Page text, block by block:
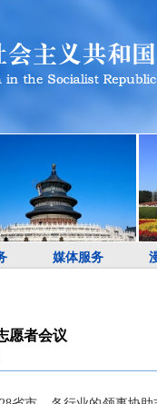
媒体服务
愿者会议